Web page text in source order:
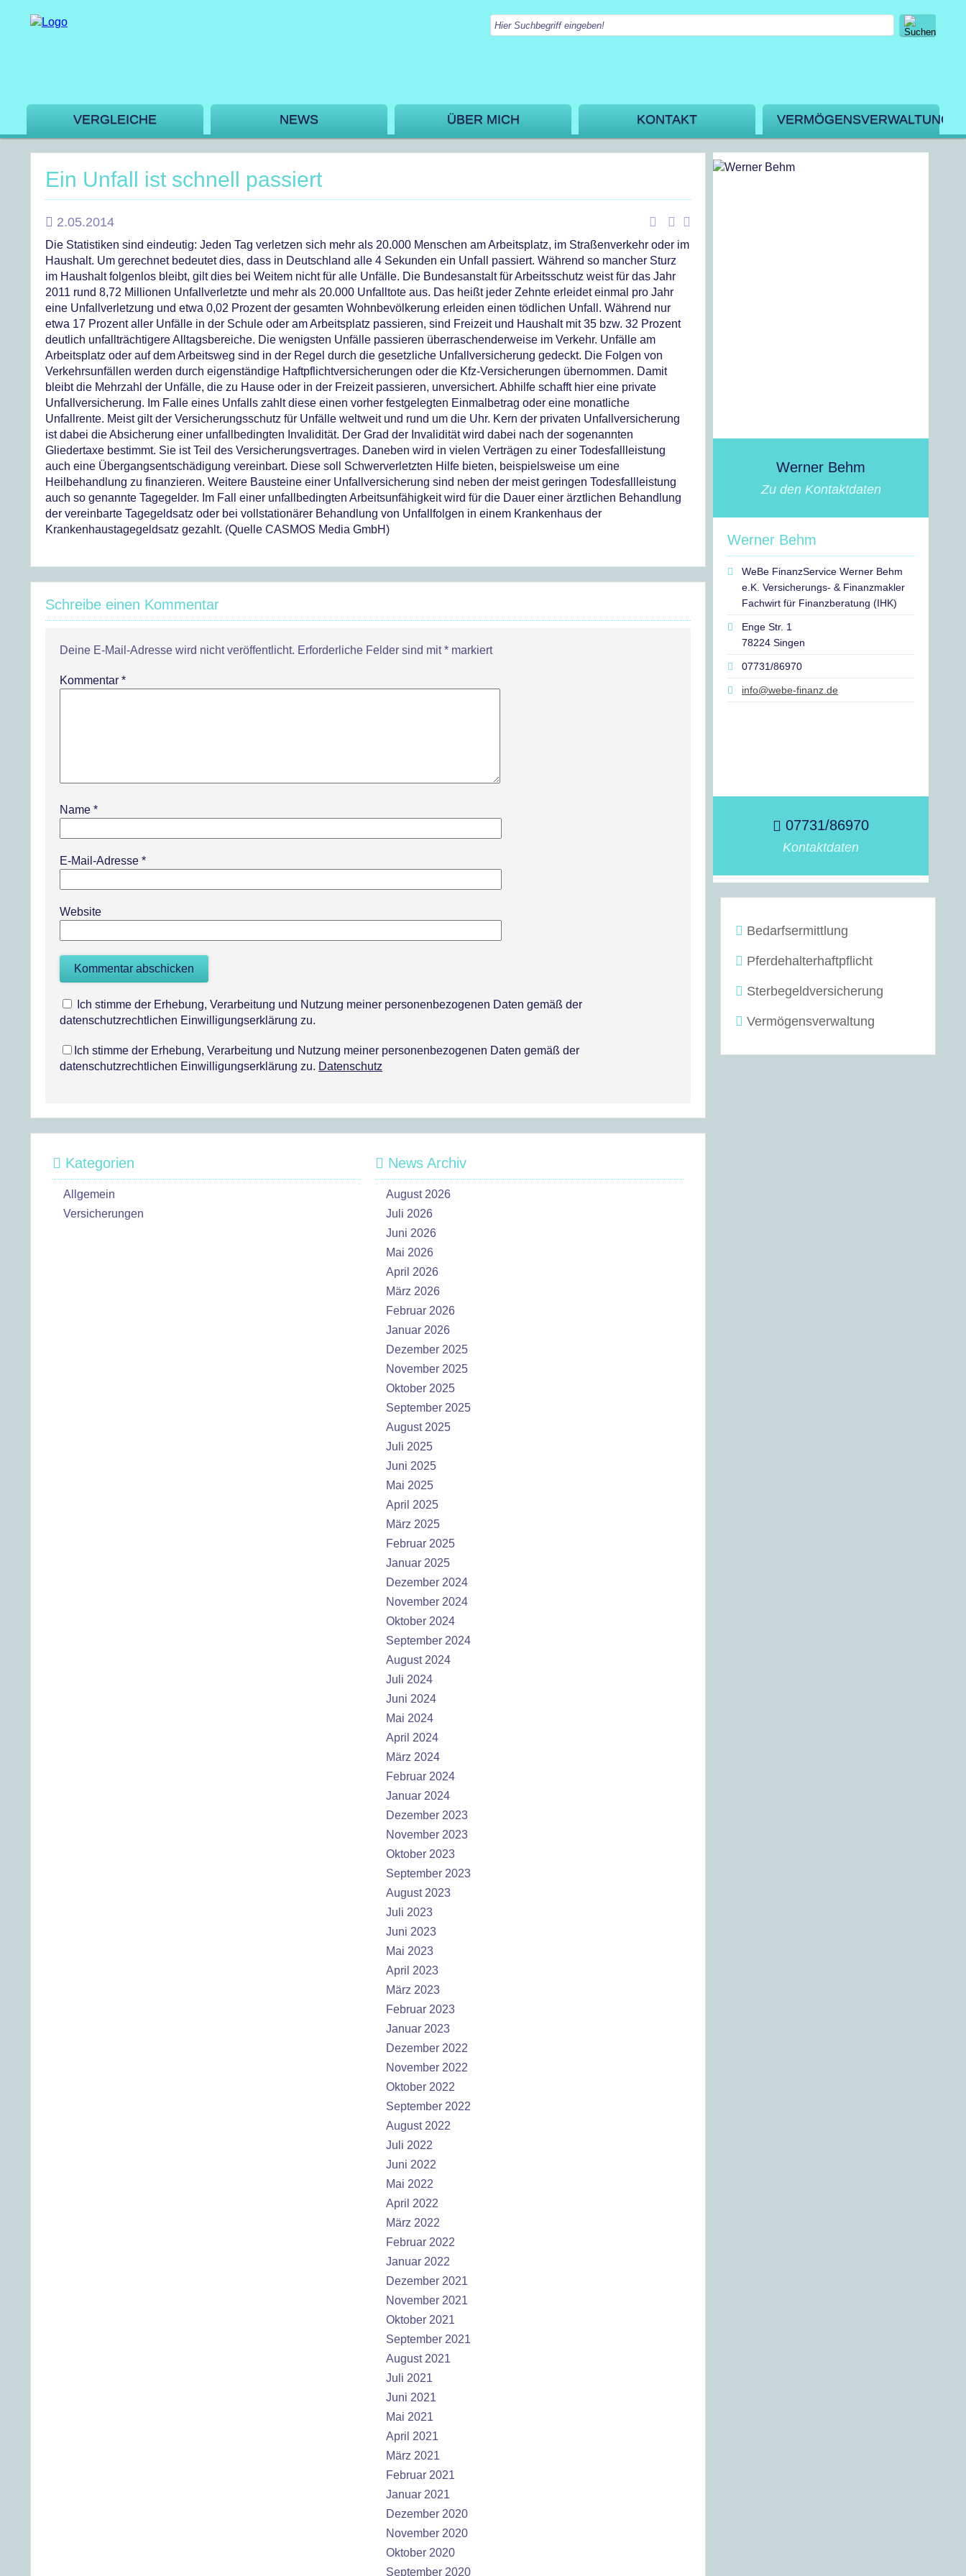
VERGLEICHE NEWS ÜBER MICH KONTAKT VERMÖGENSVERWALTUNG
Werner Behm
Zu den Kontaktdaten
Werner Behm
WeBe FinanzService Werner Behm
e.K. Versicherungs- & Finanzmakler
Fachwirt für Finanzberatung (IHK)
Enge Str. 1
78224 Singen
07731/86970
info@webe-finanz.de
07731/86970
Kontaktdaten
Bedarfsermittlung
Pferdehalterhaftpflicht
Sterbegeldversicherung
Vermögensverwaltung
Ein Unfall ist schnell passiert
2.05.2014
Die Statistiken sind eindeutig: Jeden Tag verletzen sich mehr als 20.000 Menschen am Arbeitsplatz, im Straßenverkehr oder im
Haushalt. Um gerechnet bedeutet dies, dass in Deutschland alle 4 Sekunden ein Unfall passiert. Während so mancher Sturz
im Haushalt folgenlos bleibt, gilt dies bei Weitem nicht für alle Unfälle. Die Bundesanstalt für Arbeitsschutz weist für das Jahr
2011 rund 8,72 Millionen Unfallverletzte und mehr als 20.000 Unfalltote aus. Das heißt jeder Zehnte erleidet einmal pro Jahr
eine Unfallverletzung und etwa 0,02 Prozent der gesamten Wohnbevölkerung erleiden einen tödlichen Unfall. Während nur
etwa 17 Prozent aller Unfälle in der Schule oder am Arbeitsplatz passieren, sind Freizeit und Haushalt mit 35 bzw. 32 Prozent
deutlich unfallträchtigere Alltagsbereiche. Die wenigsten Unfälle passieren überraschenderweise im Verkehr. Unfälle am
Arbeitsplatz oder auf dem Arbeitsweg sind in der Regel durch die gesetzliche Unfallversicherung gedeckt. Die Folgen von
Verkehrsunfällen werden durch eigenständige Haftpflichtversicherungen oder die Kfz-Versicherungen übernommen. Damit
bleibt die Mehrzahl der Unfälle, die zu Hause oder in der Freizeit passieren, unversichert. Abhilfe schafft hier eine private
Unfallversicherung. Im Falle eines Unfalls zahlt diese einen vorher festgelegten Einmalbetrag oder eine monatliche
Unfallrente. Meist gilt der Versicherungsschutz für Unfälle weltweit und rund um die Uhr. Kern der privaten Unfallversicherung
ist dabei die Absicherung einer unfallbedingten Invalidität. Der Grad der Invalidität wird dabei nach der sogenannten
Gliedertaxe bestimmt. Sie ist Teil des Versicherungsvertrages. Daneben wird in vielen Verträgen zu einer Todesfallleistung
auch eine Übergangsentschädigung vereinbart. Diese soll Schwerverletzten Hilfe bieten, beispielsweise um eine
Heilbehandlung zu finanzieren. Weitere Bausteine einer Unfallversicherung sind neben der meist geringen Todesfallleistung
auch so genannte Tagegelder. Im Fall einer unfallbedingten Arbeitsunfähigkeit wird für die Dauer einer ärztlichen Behandlung
der vereinbarte Tagegeldsatz oder bei vollstationärer Behandlung von Unfallfolgen in einem Krankenhaus der
Krankenhaustagegeldsatz gezahlt. (Quelle CASMOS Media GmbH)
Schreibe einen Kommentar
Deine E-Mail-Adresse wird nicht veröffentlicht. Erforderliche Felder sind mit* markiert
Kommentar *
Name *
E-Mail-Adresse *
Website
Ich stimme der Erhebung, Verarbeitung und Nutzung meiner personenbezogenen Daten gemäß der
datenschutzrechtlichen Einwilligungserklärung zu.
Ich stimme der Erhebung, Verarbeitung und Nutzung meiner personenbezogenen Daten gemäß der
datenschutzrechtlichen Einwilligungserklärung zu. Datenschutz
Kategorien
Allgemein
Versicherungen
News Archiv
August 2026
Juli 2026
Juni 2026
Mai 2026
April 2026
März 2026
Februar 2026
Januar 2026
Dezember 2025
November 2025
Oktober 2025
September 2025
August 2025
Juli 2025
Juni 2025
Mai 2025
April 2025
März 2025
Februar 2025
Januar 2025
Dezember 2024
November 2024
Oktober 2024
September 2024
August 2024
Juli 2024
Juni 2024
Mai 2024
April 2024
März 2024
Februar 2024
Januar 2024
Dezember 2023
November 2023
Oktober 2023
September 2023
August 2023
Juli 2023
Juni 2023
Mai 2023
April 2023
März 2023
Februar 2023
Januar 2023
Dezember 2022
November 2022
Oktober 2022
September 2022
August 2022
Juli 2022
Juni 2022
Mai 2022
April 2022
März 2022
Februar 2022
Januar 2022
Dezember 2021
November 2021
Oktober 2021
September 2021
August 2021
Juli 2021
Juni 2021
Mai 2021
April 2021
März 2021
Februar 2021
Januar 2021
Dezember 2020
November 2020
Oktober 2020
September 2020